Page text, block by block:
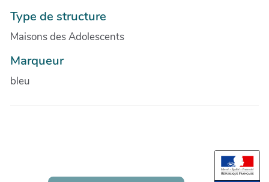
Type de structure
Maisons des Adolescents
Marqueur
bleu